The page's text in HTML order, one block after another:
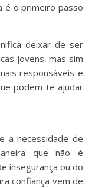
é o primeiro passo
deixar de ser
jovens, mas sim
responsáveis e
podem te ajudar
a necessidade de
que não é
insegurança ou do
confiança vem de